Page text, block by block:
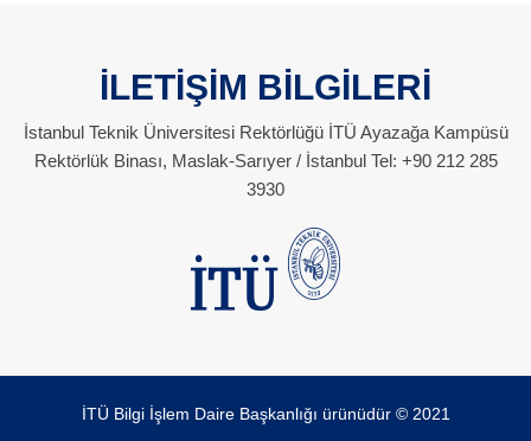
İLETİŞİM BİLGİLERİ
İstanbul Teknik Üniversitesi Rektörlüğü İTÜ Ayazağa Kampüsü
Rektörlük Binası, Maslak-Sarıyer / İstanbul Tel: +90 212 285
3930
İTÜ Bilgi İşlem Daire Başkanlığı ürünüdür © 2021